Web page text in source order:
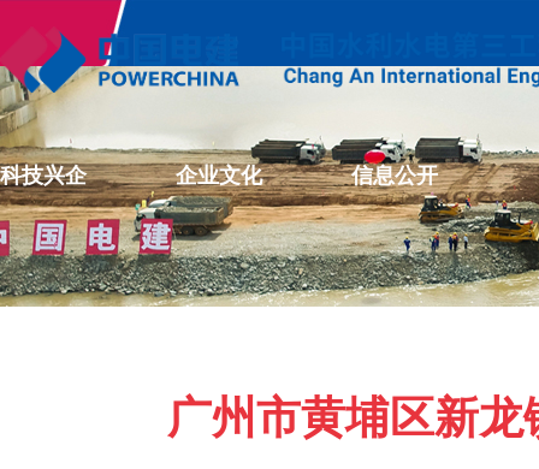
科技兴企 企业文化 信息公开
广州市黄埔区新